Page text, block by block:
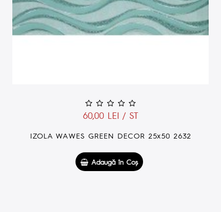
60,00 LEI / ST
IZOLA WAWES GREEN DECOR 25x50 2632
Adaugă în Coş